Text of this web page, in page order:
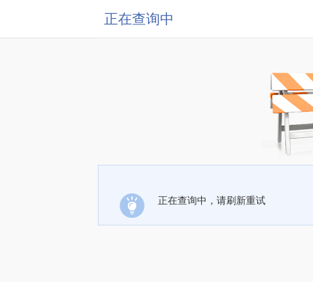
正在查询中
正在查询中，请刷新重试